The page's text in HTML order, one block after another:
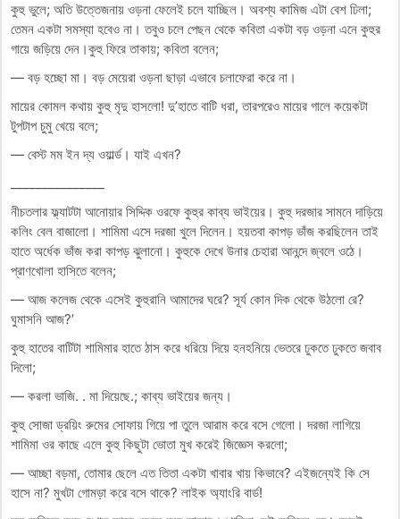
কুহু ভুলে; অতি উত্তেজনায় ওড়না ফেলেই চলে যাচ্ছিল। অবশ্য কামিজ এটা বেশ ঢিলা;
তেমন একটা সমস্যা হবেও না। তবুও চলে পেছন থেকে কবিতা একটা বড় ওড়না এনে কুহুর
গায়ে জড়িয়ে দেন।কুহু ফিরে তাকায়; কবিতা বলেন;
— বড় হচ্ছো মা। বড় মেয়েরা ওড়না ছাড়া এভাবে চলাফেরা করে না।
মায়ের কোমল কথায় কুহু মৃদু হাসলো! দু’হাতে বাটি ধরা, তারপরেও মায়ের গালে কয়েকটা
টুপটাপ চুমু খেয়ে বলে;
— বেস্ট মম ইন দ্য ওয়ার্ল্ড। যাই এখন?
নীচতলার ফ্ল্যাটটা আনোয়ার সিদ্দিক ওরফে কুহুর কাব্য ভাইয়ের। কুহু দরজার সামনে দাড়িয়ে
কলিং বেল বাজালো। শামিমা এসে দরজা খুলে দিলেন। হয়তবা কাপড় ভাঁজ করছিলেন তাই
হাতে অর্ধেক ভাঁজ করা কাপড় ঝুলানো। কুহুকে দেখে উনার চেহারা আনন্দে জ্বলে ওঠে।
প্রাণখোলা হাসিতে বলেন;
— আজ কলেজ থেকে এসেই কুহুরানি আমাদের ঘরে? সূর্য কোন দিক থেকে উঠলো রে?
ঘুমাসনি আজ?’
কুহু হাতের বাটিটা শামিমার হাতে ঠাস করে ধরিয়ে দিয়ে হনহনিয়ে ভেতরে ঢুকতে ঢুকতে জবাব
দিলো;
— করলা ভাজি. . মা দিয়েছে.; কাব্য ভাইয়ের জন্য।
কুহু সোজা ড্রয়িং রুমের সোফায় গিয়ে পা তুলে আরাম করে বসে গেলো। দরজা লাগিয়ে
শামিমা ওর কাছে এলে কুহু কিছুটা ভোতা মুখ করেই জিজ্ঞেস করলো;
— আচ্ছা বড়মা, তোমার ছেলে এত তিতা একটা খাবার খায় কিভাবে? এইজন্যেই কি সে
হাসে না? মুখটা গোমড়া করে বসে থাকে? লাইক অ্যাংরি বার্ড!